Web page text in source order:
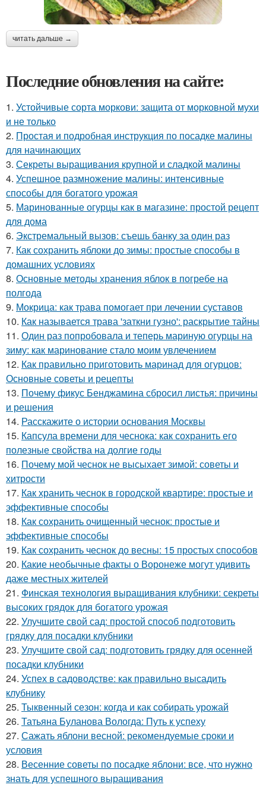
читать дальше →
Последние обновления на сайте:
1. Устойчивые сорта моркови: защита от морковной мухи
и не только
2. Простая и подробная инструкция по посадке малины
для начинающих
3. Секреты выращивания крупной и сладкой малины
4. Успешное размножение малины: интенсивные
способы для богатого урожая
5. Маринованные огурцы как в магазине: простой рецепт
для дома
6. Экстремальный вызов: съешь банку за один раз
7. Как сохранить яблоки до зимы: простые способы в
домашних условиях
8. Основные методы хранения яблок в погребе на
полгода
9. Мокрица: как трава помогает при лечении суставов
10. Как называется трава 'заткни гузно': раскрытие тайны
11. Один раз попробовала и теперь мариную огурцы на
зиму: как маринование стало моим увлечением
12. Как правильно приготовить маринад для огурцов:
Основные советы и рецепты
13. Почему фикус Бенджамина сбросил листья: причины
и решения
14. Расскажите о истории основания Москвы
15. Капсула времени для чеснока: как сохранить его
полезные свойства на долгие годы
16. Почему мой чеснок не высыхает зимой: советы и
хитрости
17. Как хранить чеснок в городской квартире: простые и
эффективные способы
18. Как сохранить очищенный чеснок: простые и
эффективные способы
19. Как сохранить чеснок до весны: 15 простых способов
20. Какие необычные факты о Воронеже могут удивить
даже местных жителей
21. Финская технология выращивания клубники: секреты
высоких грядок для богатого урожая
22. Улучшите свой сад: простой способ подготовить
грядку для посадки клубники
23. Улучшите свой сад: подготовить грядку для осенней
посадки клубники
24. Успех в садоводстве: как правильно высадить
клубнику
25. Тыквенный сезон: когда и как собирать урожай
26. Татьяна Буланова Вологда: Путь к успеху
27. Сажать яблони весной: рекомендуемые сроки и
условия
28. Весенние советы по посадке яблони: все, что нужно
знать для успешного выращивания